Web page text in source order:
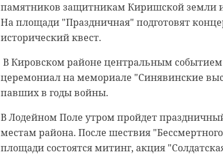
памятников защитникам Киришской земли
На площади "Праздничная" подготовят
исторический квест.
В Кировском районе центральным
церемониал на мемориале "Синявинские
павших в годы войны.
В Лодейном Поле утром пройдет
местам района. После шествия
площади состоятся митинг, акция